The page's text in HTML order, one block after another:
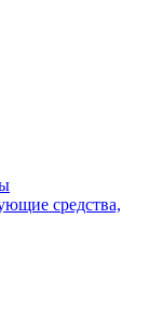
средства,